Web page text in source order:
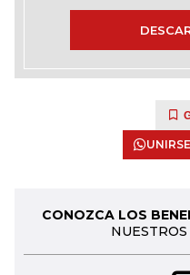
CONOZCA LOS